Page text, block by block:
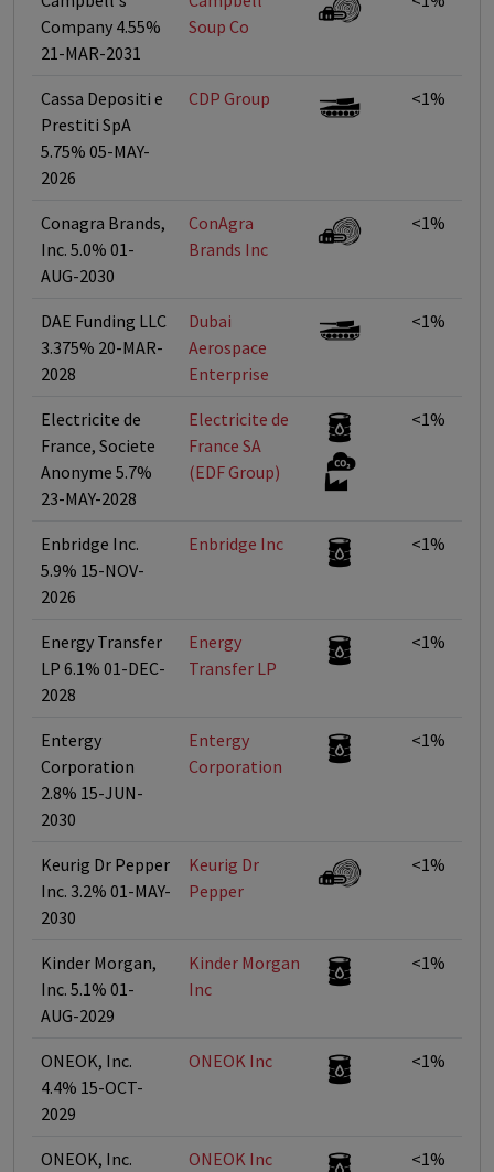
Company 4.55%
21-MAR-2031
Soup Co
Cassa Depositi e
Prestiti SpA
5.75% 05-MAY-
2026
CDP Group <1%
Conagra Brands,
Inc. 5.0% 01-
AUG-2030
ConAgra
Brands Inc
<1%
DAE Funding LLC
3.375% 20-MAR-
2028
Dubai
Aerospace
Enterprise
<1%
Electricite de
France, Societe
Anonyme 5.7%
23-MAY-2028
Electricite de
France SA
(EDF Group)
<1%
Enbridge Inc.
5.9% 15-NOV-
2026
Enbridge Inc <1%
Energy Transfer
LP 6.1% 01-DEC-
2028
Energy
Transfer LP
<1%
Entergy
Corporation
2.8% 15-JUN-
2030
Entergy
Corporation
<1%
Keurig Dr Pepper
Inc. 3.2% 01-MAY-
2030
Keurig Dr
Pepper
<1%
Kinder Morgan,
Inc. 5.1% 01-
AUG-2029
Kinder Morgan
Inc
<1%
ONEOK, Inc.
4.4% 15-OCT-
2029
ONEOK Inc <1%
ONEOK, Inc.
ONEOK Inc <1%